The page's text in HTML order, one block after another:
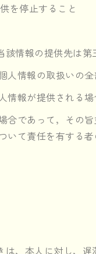
を停止すること
情報の提供先は第
人情報の取扱いの
情報が提供される
であって，その
いて責任を有する
，本人に対し，